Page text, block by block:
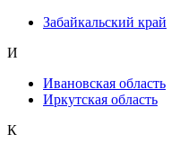
Забайкальский край
И
Ивановская область
Иркутская область
К